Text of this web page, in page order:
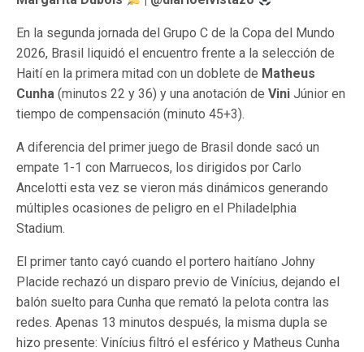
En la segunda jornada del Grupo C de la Copa del Mundo
2026, Brasil liquidó el encuentro frente a la selección de
Haití en la primera mitad con un doblete de Matheus
Cunha (minutos 22 y 36) y una anotación de Vini Júnior en
tiempo de compensación (minuto 45+3).
A diferencia del primer juego de Brasil donde sacó un
empate 1-1 con Marruecos, los dirigidos por Carlo
Ancelotti esta vez se vieron más dinámicos generando
múltiples ocasiones de peligro en el Philadelphia
Stadium.
El primer tanto cayó cuando el portero haitíano Johny
Placide rechazó un disparo previo de Vinícius, dejando el
balón suelto para Cunha que remató la pelota contra las
redes. Apenas 13 minutos después, la misma dupla se
hizo presente: Vinícius filtró el esférico y Matheus Cunha